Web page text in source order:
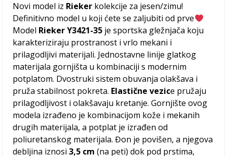
Novi model iz Rieker kolekcije za jesen/zimu!
Definitivno model u koji ćete se zaljubiti od prve
Model Rieker Y3421-35 je sportska gležnjača koju
karakteriziraju prostranost i vrlo mekani i
prilagodljivi materijali. Jednostavne linije glatkog
materijala gornjišta u kombinaciji s modernim
potplatom. Dvostruki sistem obuvanja olakšava i
pruža stabilnost pokreta. Elastične vezice pružaju
prilagodljivost i olakšavaju kretanje. Gornjište ovog
modela izrađeno je kombinacijom kože i mekanih
drugih materijala, a potplat je izrađen od
poliuretanskog materijala. Đon je povišen, a njegova
debljina iznosi3,5 cm(na peti) dok pod prstima,